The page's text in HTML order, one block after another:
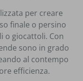
per creare
finale o persino
o giocattoli. Con
sono in grado
al contempo
efficienza.